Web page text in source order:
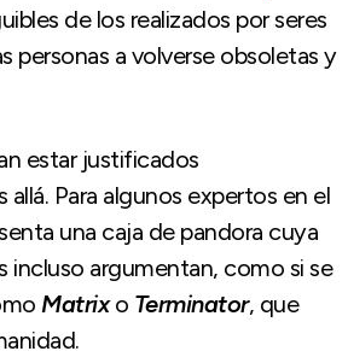
de los realizados por seres
personas a volverse obsoletas y
estar justificados
Para algunos expertos en el
una caja de pandora cuya
incluso argumentan, como si se
Matrixo Terminator, que